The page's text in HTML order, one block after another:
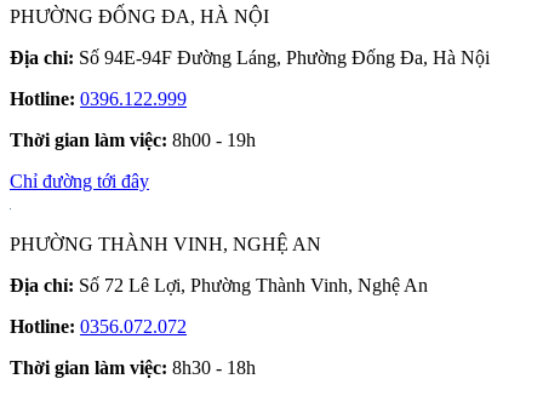
PHƯỜNG ĐỐNG ĐA, HÀ NỘI
Địa chỉ: Số 94E-94F Đường Láng, Phường Đống Đa, Hà Nội
Hotline: 0396.122.999
Thời gian làm việc: 8h00 - 19h
Chỉ đường tới đây
PHƯỜNG THÀNH VINH, NGHỆ AN
Địa chỉ: Số 72 Lê Lợi, Phường Thành Vinh, Nghệ An
Hotline: 0356.072.072
Thời gian làm việc: 8h30 - 18h